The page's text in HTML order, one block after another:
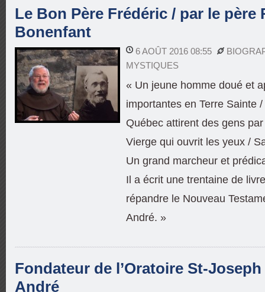
Le Bon Père Frédéric / par le père
Bonenfant
6 AOÛT 2016 08:55
MYSTIQUES
« Un jeune homme doué et
importantes en Terre Sainte
Québec attirent des gens
Vierge qui ouvrit les yeux /
Un grand marcheur et
Il a écrit une trentaine de
répandre le Nouveau
André. »
Fondateur de l’Oratoire St-
André